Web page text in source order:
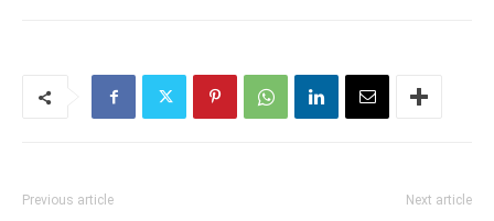
Previous article Next article